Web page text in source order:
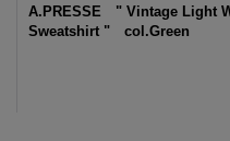
A.PRESSE " Vintage Light
Sweatshirt " col.Green